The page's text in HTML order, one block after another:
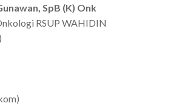
SpB (K) Onk
RSUP WAHIDIN